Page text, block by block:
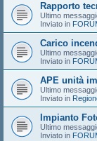
Rapporto
Ultimo
Inviato in
Carico
Ultimo
Inviato in
APE unità
Ultimo
Inviato in
Impianto
Ultimo
Inviato in